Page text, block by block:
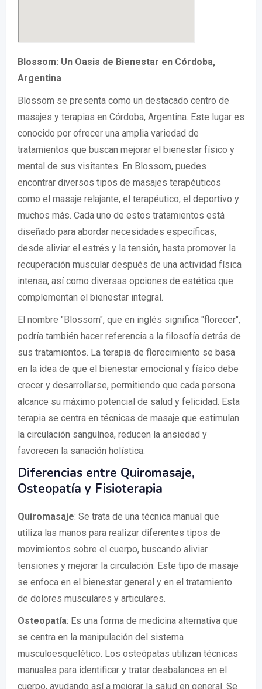
Blossom: Un Oasis de Bienestar en Córdoba,
Argentina
Blossom se presenta como un destacado centro de
masajes y terapias en Córdoba, Argentina. Este lugar es
conocido por ofrecer una amplia variedad de
tratamientos que buscan mejorar el bienestar físico y
mental de sus visitantes. En Blossom, puedes
encontrar diversos tipos de masajes terapéuticos
como el masaje relajante, el terapéutico, el deportivo y
muchos más. Cada uno de estos tratamientos está
diseñado para abordar necesidades específicas,
desde aliviar el estrés y la tensión, hasta promover la
recuperación muscular después de una actividad física
intensa, así como diversas opciones de estética que
complementan el bienestar integral.
El nombre "Blossom", que en inglés significa "florecer",
podría también hacer referencia a la filosofía detrás de
sus tratamientos. La terapia de florecimiento se basa
en la idea de que el bienestar emocional y físico debe
crecer y desarrollarse, permitiendo que cada persona
alcance su máximo potencial de salud y felicidad. Esta
terapia se centra en técnicas de masaje que estimulan
la circulación sanguínea, reducen la ansiedad y
favorecen la sanación holística.
Diferencias entre Quiromasaje,
Osteopatía y Fisioterapia
Quiromasaje: Se trata de una técnica manual que
utiliza las manos para realizar diferentes tipos de
movimientos sobre el cuerpo, buscando aliviar
tensiones y mejorar la circulación. Este tipo de masaje
se enfoca en el bienestar general y en el tratamiento
de dolores musculares y articulares.
Osteopatía: Es una forma de medicina alternativa que
se centra en la manipulación del sistema
musculoesquelético. Los osteópatas utilizan técnicas
manuales para identificar y tratar desbalances en el
cuerpo, ayudando así a mejorar la salud en general. Se